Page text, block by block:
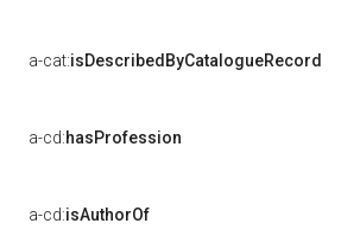
a-cat:isDescribedByCatalogueRecord
a-cd:hasProfession
a-cd:isAuthorOf